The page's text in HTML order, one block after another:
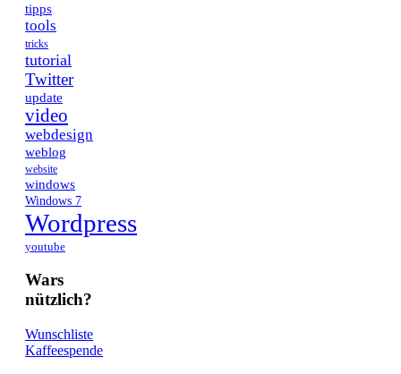
tipps
tools
tricks
tutorial
Twitter
update
video
webdesign
weblog
website
windows
Windows 7
Wordpress
youtube
Wars
nützlich?
Wunschliste
Kaffeespende